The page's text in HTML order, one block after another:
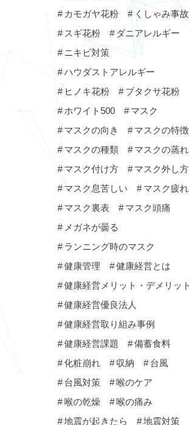
カモガヤ花粉
くしゃみ事故
スギ花粉
ダニアレルギー
ニキビ対策
ハウダストアレルギー
ヒノキ花粉
ブタクサ花粉
ホワイト500
マスク
マスクの向き
マスクの特徴
マスクの種類
マスクの蒸れ
マスク付け方
マスク外し方
マスク息苦しい
マスク疲れ
マスク裏表
マスク頭痛
メガネが曇る
ランニング時のマスク
健康管理
健康経営とは
健康経営メリット・デメリット
健康経営優良法人
健康経営取り組み事例
健康経営課題
備蓄食料
化粧崩れ
収納
台風
台風対策
喉のケア
喉の乾燥
喉の痛み
地震が起きたら
地震対策